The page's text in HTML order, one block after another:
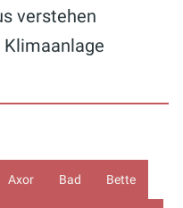
verstehen
Axor Bad Bette